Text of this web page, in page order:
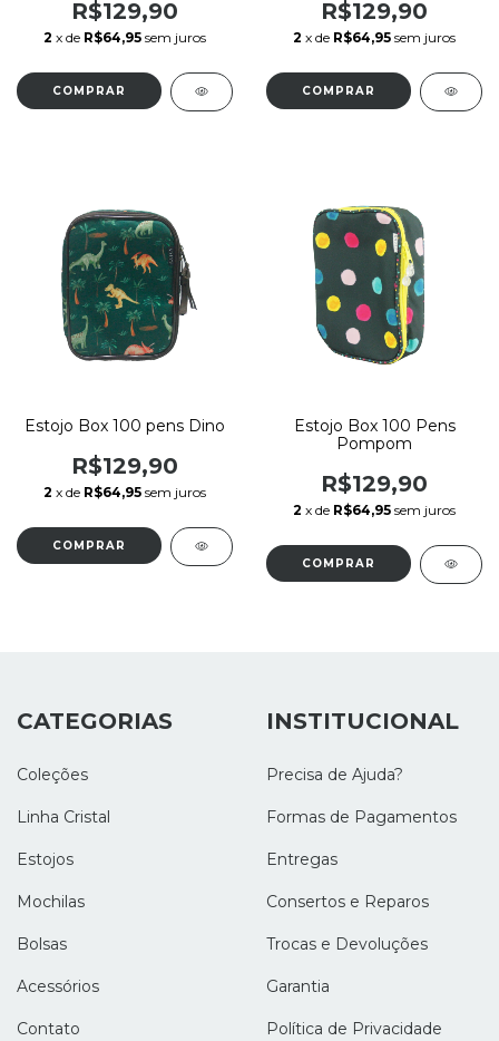
R$129,90
2 x de R$64,95 sem juros
R$129,90
2 x de R$64,95 sem juros
Estojo Box 100 pens Dino
R$129,90
2 x de R$64,95 sem juros
Estojo Box 100 Pens
Pompom
R$129,90
2 x de R$64,95 sem juros
CATEGORIAS
Coleções
Linha Cristal
Estojos
Mochilas
Bolsas
Acessórios
Contato
INSTITUCIONAL
Precisa de Ajuda?
Formas de Pagamentos
Entregas
Consertos e Reparos
Trocas e Devoluções
Garantia
Política de Privacidade